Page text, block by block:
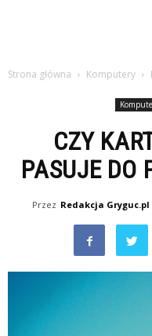
Strona główna Komputery
CZY
PASUJE DO
Przez Redakcja Gryguc.pl